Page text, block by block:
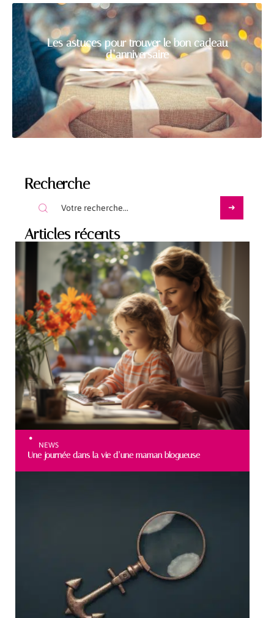
Les astuces pour trouver le bon cadeau
d’anniversaire
Recherche
Articles récents
NEWS
Une journée dans la vie d’une maman blogueuse